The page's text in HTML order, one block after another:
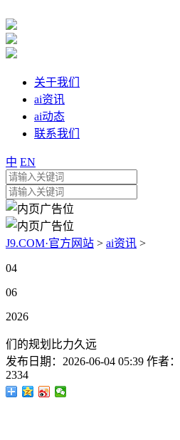
关于我们
ai资讯
ai动态
联系我们
中 EN
J9.COM·官方网站 > ai资讯 >
04
06
2026
们的规划比力久远
发布日期： 2026-06-04 05:39 作者：
2334